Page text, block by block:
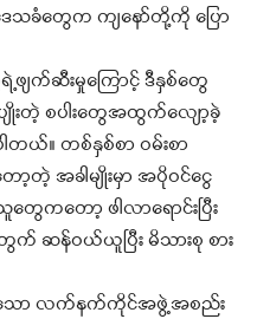
ခံတွေက ကျနော်တို့ကို ပြော
ဖျက်ဆီးမှုကြောင့် ဒီနှစ်တွေ
းတဲ့ စပါးတွေအထွက်လျော့ခဲ့
။ တစ်နှစ်စာ ဝမ်းစာ
တဲ့ အခါမျိုးမှာ အပိုဝင်ငွေ
ေကတော့ ဖါလာရောင်းပြီး
ဆန်ဝယ်ယူပြီး မိသားစု စား
ျို့သော လက်နက်ကိုင်အဖွဲ့အစည်း